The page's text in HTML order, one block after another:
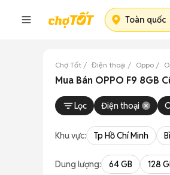
Toàn quốc
Chợ Tốt Điện thoại Oppo
Mua Bán OPPO F9 8GB
Lọc Điện thoại
Khu vực: Tp Hồ Chí Minh
Dung lượng: 64 GB 128